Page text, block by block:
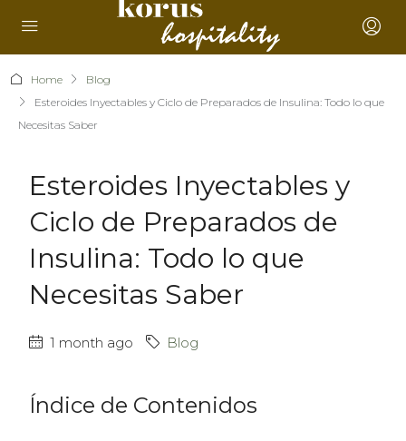
Home
Blog
Esteroides Inyectables y Ciclo de Preparados de Insulina: Todo lo que
Necesitas Saber
Esteroides Inyectables y
Ciclo de Preparados de
Insulina: Todo lo que
Necesitas Saber
1 month ago Blog
Índice de Contenidos